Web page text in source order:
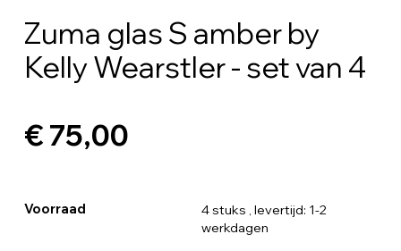
Zuma glas S amber by
Kelly Wearstler - set van 4
€ 75,00
Voorraad 4 stuks , levertijd: 1-2
werkdagen